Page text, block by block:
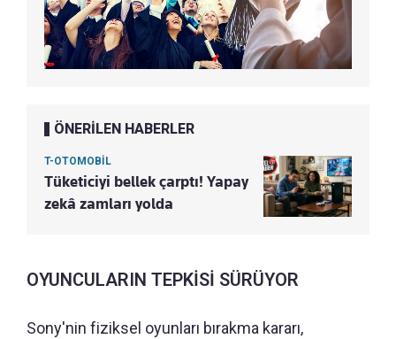
ÖNERİLEN HABERLER
T-OTOMOBİL
Tüketiciyi bellek çarptı! Yapay
zekâ zamları yolda
OYUNCULARIN TEPKİSİ SÜRÜYOR
Sony'nin fiziksel oyunları bırakma kararı,